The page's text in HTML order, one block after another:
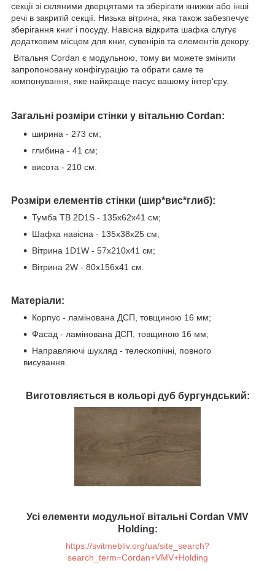
секції зі скляними дверцятами та зберігати книжки або інші
речі в закритій секції. Низька вітрина, яка також забезпечує
зберігання книг і посуду. Навісна відкрита шафка слугує
додатковим місцем для книг, сувенірів та елементів декору.
Вітальня Cordan є модульною, тому ви можете змінити
запропоновану конфігурацію та обрати саме те
компонування, яке найкраще пасує вашому інтер'єру.
Загальні розміри стінки у вітальню Cordan:
ширина - 273 см;
глибина - 41 см;
висота - 210 см.
Розміри елементів стінки (шир*вис*глиб):
Тумба ТВ 2D1S - 135х62х41 см;
Шафка навісна - 135х38х25 см;
Вітрина 1D1W - 57х210х41 см;
Вітрина 2W - 80х156х41 см.
Матеріали:
Корпус - ламінована ДСП, товщиною 16 мм;
Фасад - ламінована ДСП, товщиною 16 мм;
Направляючі шухляд - телескопічні, повного
висування.
Виготовляється в кольорі дуб бургундський:
Усі елементи модульної вітальні Cordan VMV
Holding:
https://svitmebliv.org/ua/site_search?
search_term=Cordan+VMV+Holding